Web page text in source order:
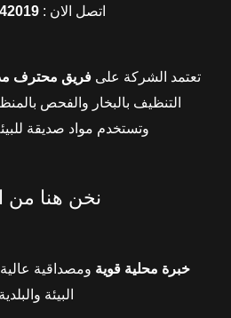
اتصل الان :
تعتمد الشركة علىفريق محترف
التنظيف بالبخار والفحص
وتستخدم مواد صديقة
نخن هنا من
خبرة محلية قوية ومصداقية
البيئة